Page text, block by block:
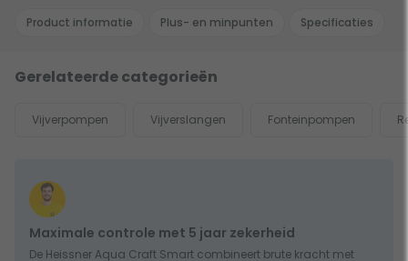
Product informatie Plus- en minpunten Specificaties
Gerelateerde categorieën
Vijverpompen Vijverslangen Fonteinpompen
Maximale controle met 5 jaar zekerheid
De Heissner Aqua Craft Smart combineert brute kracht met